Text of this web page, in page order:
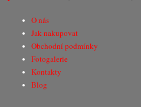
O nás
Jak nakupovat
Obchodní podmínky
Fotogalerie
Kontakty
Blog